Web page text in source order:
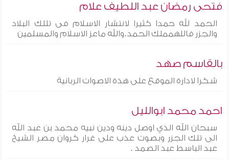
فتحى رمضان عبد اللطيف علام
الحمد لله حمدا كثيرا لانتشار الاسلام فى تللك البلاد
والجزر فاللهمملك الحمد.والله ماعز الاسلام والمسلمين
بالقاسم صهد
شكرا لادارة الموقع على هذة الاصوات الربانية
احمد محمد ابوالليل
سبحان الله الذي اوصل دينه ودين نبيه محمد بن عبد الله
الى تلك الجزر وبصوت عذب على غرار كروان مصر الشيخ
عبد الباسط عبد الصمد .